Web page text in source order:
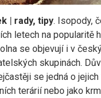
| rady, tipy. Isopody,
letech na popularitě
se objevují i v
skupinách.
se jedná o
terárií nebo jako